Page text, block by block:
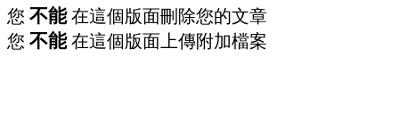
您 不能在這個版面刪除您的文章
您 不能在這個版面上傳附加檔案